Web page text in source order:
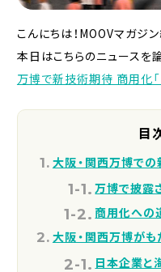
こんにちは！MOOVマガジ
本日はこちらのニュースを
万博で新技術期待 商用化
目
大阪・関西万博で
万博で披露
商用化への
大阪・関西万博がも
日本企業と